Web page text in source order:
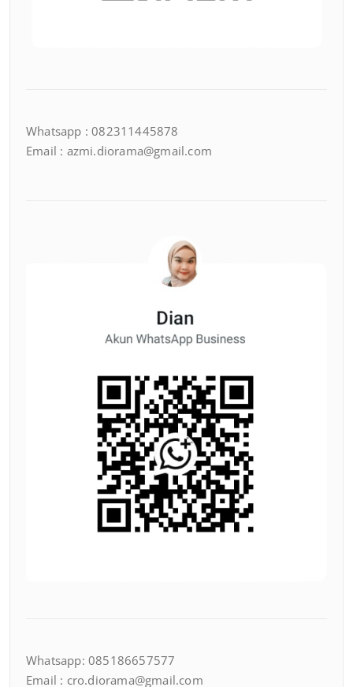
Whatsapp : 082311445878
Email : azmi.diorama@gmail.com
Whatsapp: 085186657577
Email : cro.diorama@gmail.com